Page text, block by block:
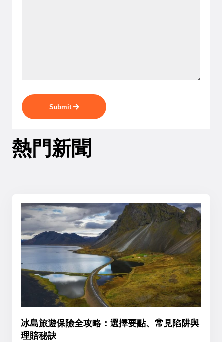
Submit
熱門新聞
冰島旅遊保險全攻略：選擇要點、常見陷阱與
理賠秘訣